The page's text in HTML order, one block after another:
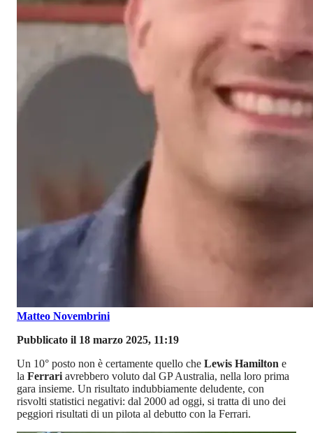
Matteo Novembrini
Pubblicato il 18 marzo 2025, 11:19
Un 10° posto non è certamente quello che Lewis Hamilton e
la Ferrari avrebbero voluto dal GP Australia, nella loro prima
gara insieme. Un risultato indubbiamente deludente, con
risvolti statistici negativi: dal 2000 ad oggi, si tratta di uno dei
peggiori risultati di un pilota al debutto con la Ferrari.